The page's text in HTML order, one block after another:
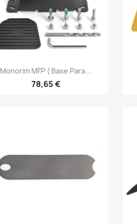
Vista rápida
Monorim MFP ( Base Para...
78,65 €